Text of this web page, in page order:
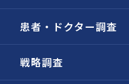
患者・ドクター調査
戦略調査